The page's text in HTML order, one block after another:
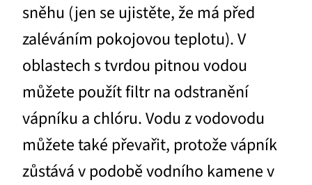
sněhu (jen se ujistěte, že má před
zaléváním pokojovou teplotu). V
oblastech s tvrdou pitnou vodou
můžete použít filtr na odstranění
vápníku a chlóru. Vodu z vodovodu
můžete také převařit, protože vápník
zůstává v podobě vodního kamene v